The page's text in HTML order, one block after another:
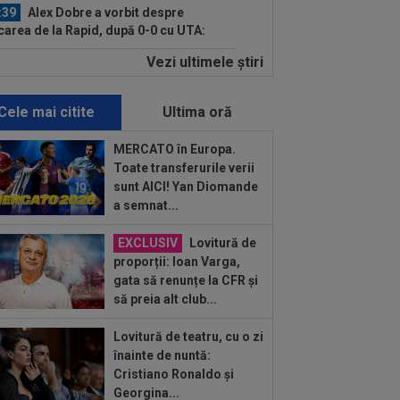
Alex Dobre a vorbit despre
de la Rapid, după 0-0 cu UTA:
Reacția lui Stojilkovic, după ce a
EXCLUSIV
2 la 1: au dat
la cea mai controversată fază
- Rapid...
EXCLUSIV
Rapid a dat lovitura!
Angelescu a anunțat transferul:
bun"
a ratat transferul la încă o
de UCL! Picat la...
EXCLUSIV
Radu Naum, reacția
după ce Marius Șumudică a început
Rușii îl provoacă pe David
înaintea Europenelor: ”Va pierde
Vezi ultimele ştiri
mai citite Ultima oră
MERCATO în Europa.
Toate transferurile verii
sunt AICI! Yan Diomande
a semnat...
EXCLUSIV
Lovitură de
proporții: Ioan Varga,
gata să renunțe la CFR și
să preia alt club...
Lovitură de teatru, cu o zi
înainte de nuntă:
Cristiano Ronaldo și
Georgina...